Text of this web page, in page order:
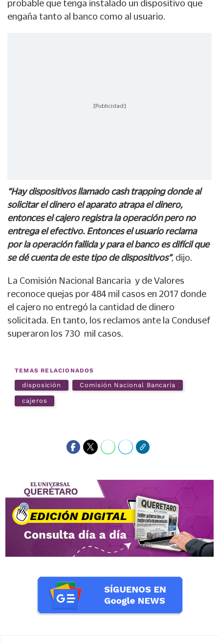
probable que tenga instalado un dispositivo que
engaña tanto al banco como al usuario.
[Publicidad]
“Hay dispositivos llamado cash trapping donde al
solicitar el dinero el aparato atrapa el dinero,
entonces el cajero registra la operación pero no
entrega el efectivo. Entonces el usuario reclama
por la operación fallida y para el banco es difícil que
se dé cuenta de este tipo de dispositivos”, dijo.
La Comisión Nacional Bancaria y de Valores
reconoce quejas por 484 mil casos en 2017 donde
el cajero no entregó la cantidad de dinero
solicitada. En tanto, los reclamos ante la Condusef
superaron los 730 mil casos.
TEMAS RELACIONADOS
disposición Comisión Nacional Bancaria
cajeros